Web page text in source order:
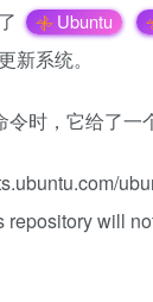
Ubuntu
新系统。
时，它给了一
repository will